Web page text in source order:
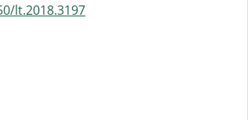
lt.2018.3197